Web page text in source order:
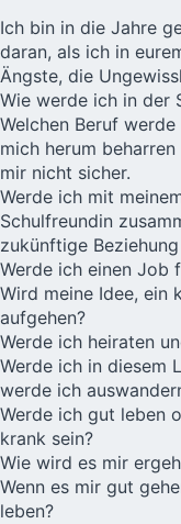
Ich bin in die Jahre
daran, als ich in
Ängste, die
Wie werde ich in der
Welchen Beruf
mich herum
mir nicht sicher.
Werde ich mit
Schulfreundin
zukünftige
Werde ich einen Job
Wird meine Idee, ein
aufgehen?
Werde ich heiraten
Werde ich in diesem
werde ich
Werde ich gut leben
krank sein?
Wie wird es mir
Wenn es mir gut
leben?